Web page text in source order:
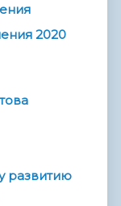
2020
развитию